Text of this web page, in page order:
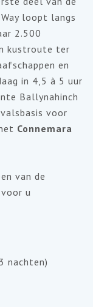
loopt langs
2.500
kustroute ter
en
in 4,5 à 5 uur
Ballynahinch
voor
Connemara
van de
voor u
nachten)